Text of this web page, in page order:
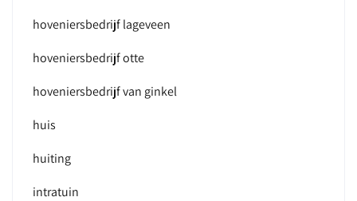
hoveniersbedrijf lageveen
hoveniersbedrijf otte
hoveniersbedrijf van ginkel
huis
huiting
intratuin